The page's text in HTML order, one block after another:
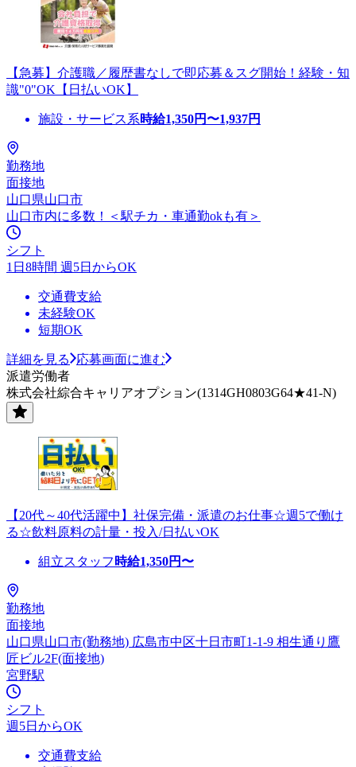
【急募】介護職／履歴書なしで即応募＆スグ開始！経験・知
識"0"OK【日払いOK】
施設・サービス系時給1,350円〜1,937円
勤務地
面接地
山口県山口市
山口市内に多数！＜駅チカ・車通勤okも有＞
シフト
1日8時間 週5日からOK
交通費支給
未経験OK
短期OK
詳細を見る
応募画面に進む
派遣労働者
株式会社綜合キャリアオプション(1314GH0803G64★41-N)
【20代～40代活躍中】社保完備・派遣のお仕事☆週5で働け
る☆飲料原料の計量・投入/日払いOK
組立スタッフ 時給1,350円〜
勤務地
面接地
山口県山口市(勤務地) 広島市中区十日市町1-1-9 相生通り鷹
匠ビル2F(面接地)
宮野駅
シフト
週5日からOK
交通費支給